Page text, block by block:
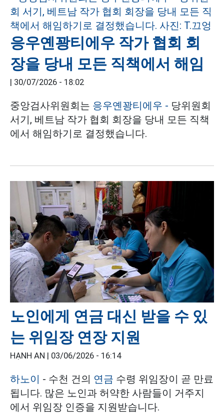
응우옌꽝티에우 작가 협회 회
장을 당내 모든 직책에서 해임
| 30/07/2026 - 18:02
중앙검사위원회는 응우옌꽝티에우 - 당위원회
서기, 베트남 작가 협회 회장을 당내 모든 직책
에서 해임하기로 결정했습니다.
노인에게 연금 대신 받을 수 있
는 위임장 연장 지원
HẠNH AN | 03/06/2026 - 16:14
하노이 - 수천 건의 연금 수령 위임장이 곧 만료
됩니다. 많은 노인과 허약한 사람들이 거주지
에서 위임장 인증을 지원받습니다.